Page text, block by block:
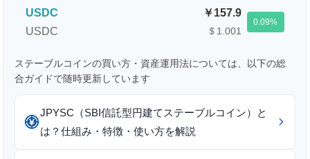
USDC
USDC
157.9
＄1.001
0.09
ステーブルコインの買い方・資産運用法については、以下の総
合ガイドで随時更新しています
JPYSC（SBI信託型円建てステーブルコイン）と
は？仕組み・特徴・使い方を解説